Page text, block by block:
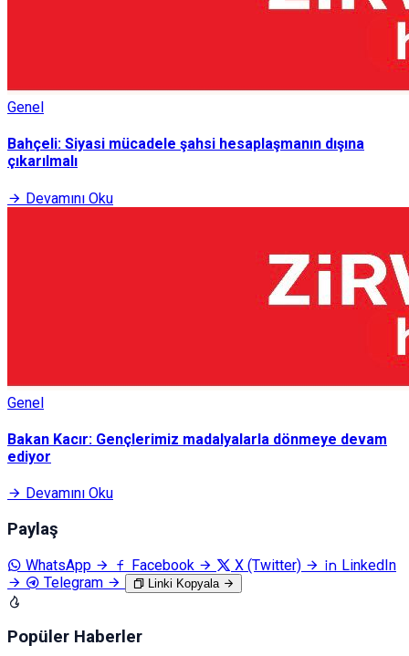
Genel
Bahçeli: Siyasi mücadele şahsi hesaplaşmanın dışına
çıkarılmalı
Devamını Oku
Genel
Bakan Kacır: Gençlerimiz madalyalarla dönmeye devam
ediyor
Devamını Oku
Paylaş
WhatsApp Facebook X (Twitter)
LinkedIn
Telegram
Linki Kopyala
Popüler Haberler